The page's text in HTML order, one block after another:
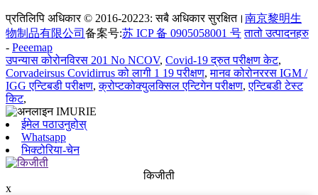
प्रतिलिपि अधिकार © 2016-20223: सबै अधिकार सुरक्षित। 南京黎明生
物制品有限公司 备案号:苏 ICP 备 0905058001 号 तातो उत्पादनहरु
- Peeemap
उपन्यास कोरोनविरस 201 No NCOV, Covid-19 द्रुत परीक्षण केट,
Corvadeirsus Covidirrus को लागी 1 19 परीक्षण,मानव कोरोनररस IGM /
IGG एन्टिबडी परीक्षण,क्रोप्टकोक्युलक्सिल एन्टिगेन परीक्षण,एन्टिबडी टेस्ट
किट,
ईमेल पठाउनुहोस्
Whatsapp
भिक्टोरिया-चेन
किजीती
x